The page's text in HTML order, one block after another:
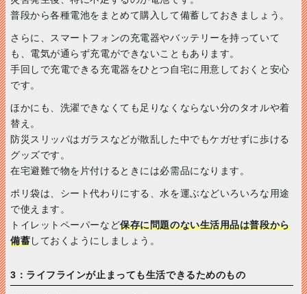
普段から各種電池をまとめて購入して備蓄しておきましょう。
さらに、スマートフォンの充電器やバッテリーを持っていて
も、電気が通らず充電ができないこともあります。
手回しで充電できる充電器をひとつ自宅に用意しておくと安心
です。
ほかにも、洗濯できなくても足りなくならない分のタオルや着
替え。
防災スリッパはガラスなどが散乱した中でもケガせずに歩ける
グッズです。
在宅避難で物を片付けるときには必需品になります。
ポリ袋は、シート代わりにする、水を運ぶなどいろいろな用途
で使えます。
トイレットペーパーなど保存に問題のない生活用品は普段から
備蓄しておくようにしましょう。
3：ライフラインが止まっても生活できるためのもの